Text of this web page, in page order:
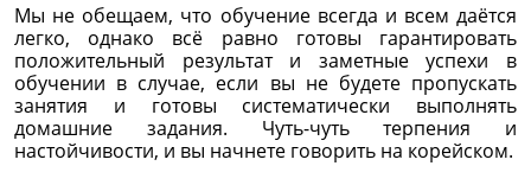
Мы не обещаем, что обучение всегда и всем даётся
легко, однако всё равно готовы гарантировать
положительный результат и заметные успехи в
обучении в случае, если вы не будете пропускать
занятия и готовы систематически выполнять
домашние задания. Чуть-чуть терпения и
настойчивости, и вы начнете говорить на корейском.